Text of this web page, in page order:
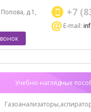
д.1,
+7
E-mail:
Учебно-наглядные